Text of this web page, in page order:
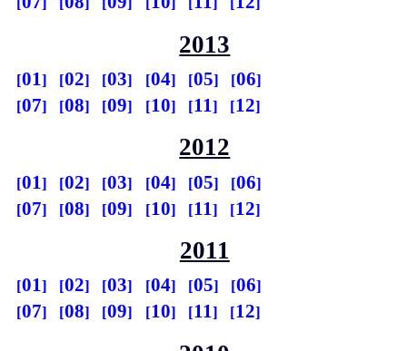
2013
01 02 03 04 05
06
07
08 09 10 11 12
2012
01 02 03 04 05
06
07
08 09 10 11 12
2011
01 02 03 04 05
06
07
08 09 10 11 12